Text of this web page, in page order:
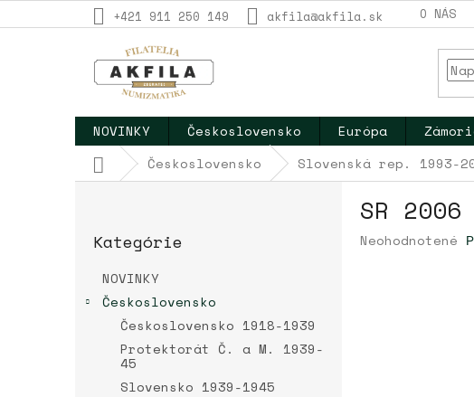
na
+421 911 250 149 akfila@akfila.sk O NÁS
NOVINKY Československo Európa
DomovČeskoslovensko Slovenská rep. 1993-
B
kategórie
Kategórie
NOVINKY
Československo
Československo 1918-1939
Protektorát Č. a M. 1939-
45
Slovensko 1939-1945
SR
Priemerné
Neohodnotené